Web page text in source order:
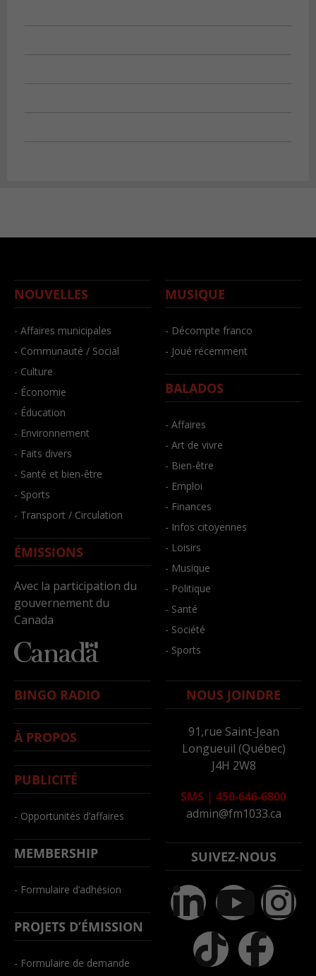
NOUVELLES
- Affaires municipales
- Communauté / Social
- Culture
- Économie
- Éducation
- Environnement
- Faits divers
- Santé et bien-être
- Sports
- Transport / Circulation
ÉMISSIONS
Avec la participation du
gouvernement du
Canada
MUSIQUE
- Décompte franco
- Joué récemment
BALADOS
- Affaires
- Art de vivre
- Bien-être
- Emploi
- Finances
- Infos citoyennes
- Loisirs
- Musique
- Politique
- Santé
- Société
- Sports
BINGO RADIO
À PROPOS
PUBLICITÉ
- Opportunités d’affaires
MEMBERSHIP
- Formulaire d’adhésion
PROJETS D’ÉMISSION
- Formulaire de demande
NOUS JOINDRE
91,rue Saint-Jean
Longueuil (Québec)
J4H 2W8
SMS | 450-646-6800
admin@fm1033.ca
SUIVEZ-NOUS